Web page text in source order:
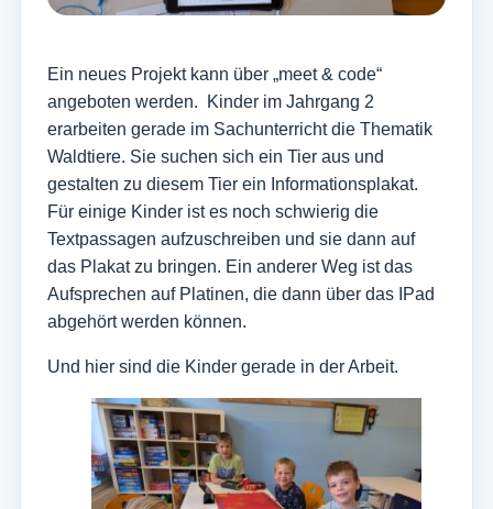
Ein neues Projekt kann über „meet & code“
angeboten werden. Kinder im Jahrgang 2
erarbeiten gerade im Sachunterricht die Thematik
Waldtiere. Sie suchen sich ein Tier aus und
gestalten zu diesem Tier ein Informationsplakat.
Für einige Kinder ist es noch schwierig die
Textpassagen aufzuschreiben und sie dann auf
das Plakat zu bringen. Ein anderer Weg ist das
Aufsprechen auf Platinen, die dann über das IPad
abgehört werden können.
Und hier sind die Kinder gerade in der Arbeit.